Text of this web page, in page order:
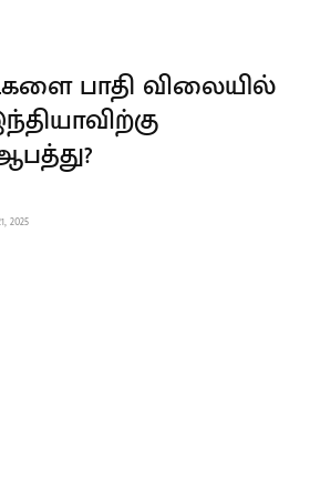
பாதி விலையில்
2025